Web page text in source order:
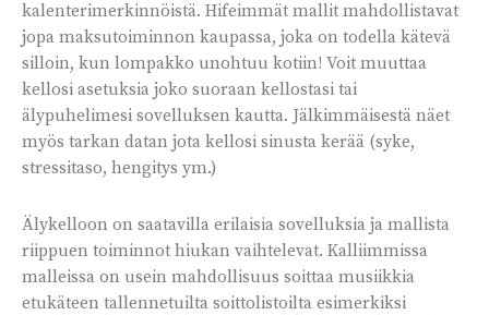
kalenterimerkinnöistä. Hifeimmät mallit mahdollistavat
jopa maksutoiminnon kaupassa, joka on todella kätevä
silloin, kun lompakko unohtuu kotiin! Voit muuttaa
kellosi asetuksia joko suoraan kellostasi tai
älypuhelimesi sovelluksen kautta. Jälkimmäisestä näet
myös tarkan datan jota kellosi sinusta kerää (syke,
stressitaso, hengitys ym.)
Älykelloon on saatavilla erilaisia sovelluksia ja mallista
riippuen toiminnot hiukan vaihtelevat. Kalliimmissa
malleissa on usein mahdollisuus soittaa musiikkia
etukäteen tallennetuilta soittolistoilta esimerkiksi